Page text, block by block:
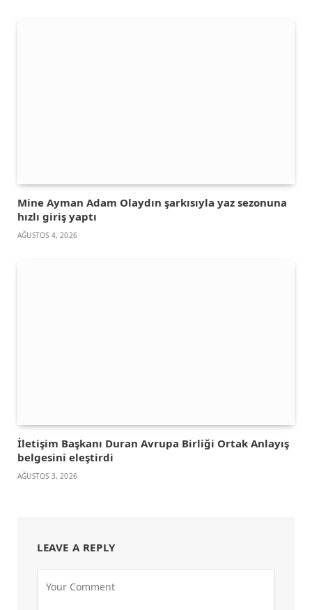
Mine Ayman Adam Olaydın şarkısıyla yaz sezonuna
hızlı giriş yaptı
AĞUSTOS 4, 2026
İletişim Başkanı Duran Avrupa Birliği Ortak Anlayış
belgesini eleştirdi
AĞUSTOS 3, 2026
LEAVE A REPLY